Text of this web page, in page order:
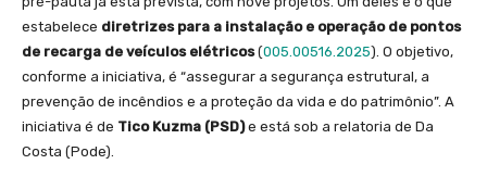
estabelece diretrizes para a instalação e operação de pontos
de recarga de veículos elétricos(005.00516.2025). O objetivo,
conforme a iniciativa, é “assegurar a segurança estrutural, a
prevenção de incêndios e a proteção da vida e do patrimônio”. A
iniciativa é de Tico Kuzma (PSD)e está sob a relatoria de Da
Costa (Pode).